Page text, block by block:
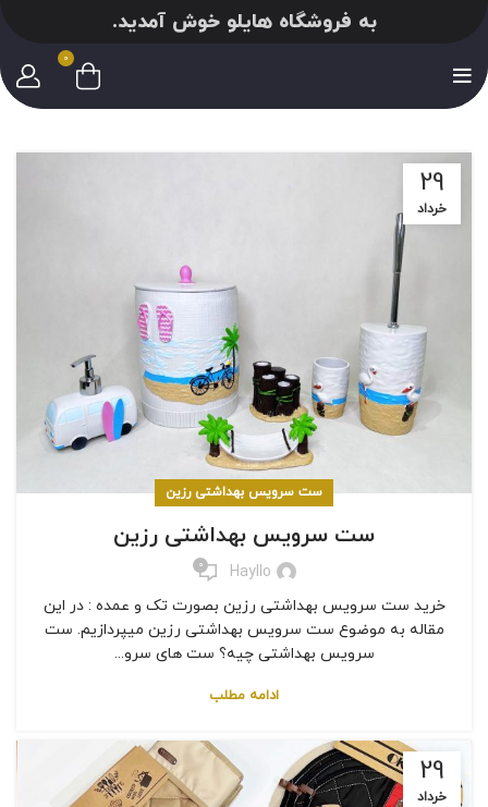
به فروشگاه هایلو خوش آمدید.
0
29
خرداد
ست سرویس بهداشتی رزین
ست سرویس بهداشتی رزین
Hayllo
0
خرید ست سرویس بهداشتی رزین بصورت تک و عمده : در این
مقاله به موضوع ست سرویس بهداشتی رزین میپردازیم. ست
سرویس بهداشتی چیه؟ ست های سرو...
ادامه مطلب
29
خرداد